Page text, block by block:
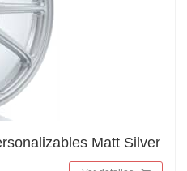
Matt Silver